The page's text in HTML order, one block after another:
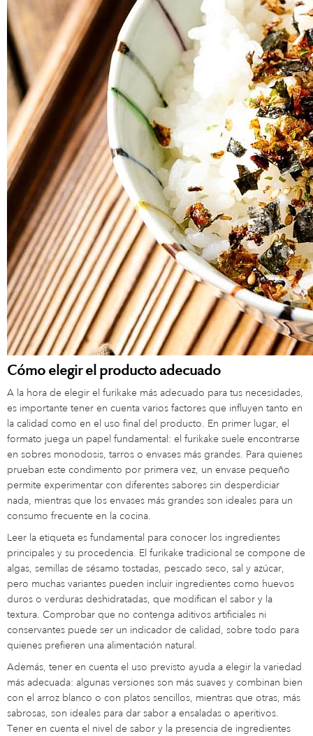
Cómo elegir el producto adecuado
A la hora de elegir el furikake más adecuado para tus necesidades,
es importante tener en cuenta varios factores que influyen tanto en
la calidad como en el uso final del producto. En primer lugar, el
formato juega un papel fundamental: el furikake suele encontrarse
en sobres monodosis, tarros o envases más grandes. Para quienes
prueban este condimento por primera vez, un envase pequeño
permite experimentar con diferentes sabores sin desperdiciar
nada, mientras que los envases más grandes son ideales para un
consumo frecuente en la cocina.
Leer la etiqueta es fundamental para conocer los ingredientes
principales y su procedencia. El furikake tradicional se compone de
algas, semillas de sésamo tostadas, pescado seco, sal y azúcar,
pero muchas variantes pueden incluir ingredientes como huevos
duros o verduras deshidratadas, que modifican el sabor y la
textura. Comprobar que no contenga aditivos artificiales ni
conservantes puede ser un indicador de calidad, sobre todo para
quienes prefieren una alimentación natural.
Además, tener en cuenta el uso previsto ayuda a elegir la variedad
más adecuada: algunas versiones son más suaves y combinan bien
con el arroz blanco o con platos sencillos, mientras que otras, más
sabrosas, son ideales para dar sabor a ensaladas o aperitivos.
Tener en cuenta el nivel de sabor y la presencia de ingredientes